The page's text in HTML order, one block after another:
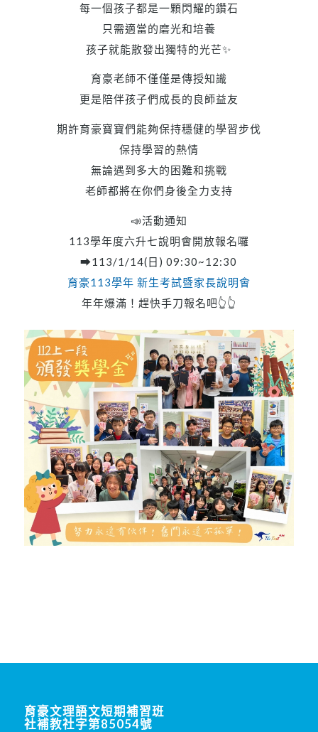
每一個孩子都是一顆閃耀的鑽石
只需適當的磨光和培養
孩子就能散發出獨特的光芒✨
育豪老師不僅僅是傳授知識
更是陪伴孩子們成長的良師益友
期許育豪寶寶們能夠保持穩健的學習步伐
保持學習的熱情
無論遇到多大的困難和挑戰
老師都將在你們身後全力支持
📣活動通知
113學年度六升七說明會開放報名囉
➡113/1/14(日) 09:30~12:30
育豪113學年 新生考試暨家長說明會
年年爆滿！趕快手刀報名吧👆👆
育豪文理語文短期補習班
社補教社字第85054號